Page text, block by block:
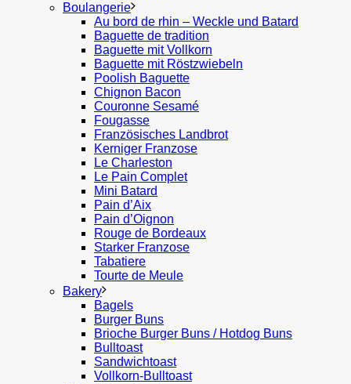
Boulangerie
Au bord de rhin – Weckle und Batard
Baguette de tradition
Baguette mit Vollkorn
Baguette mit Röstzwiebeln
Poolish Baguette
Chignon Bacon
Couronne Sesamé
Fougasse
Französisches Landbrot
Kerniger Franzose
Le Charleston
Le Pain Complet
Mini Batard
Pain d’Aix
Pain d’Oignon
Rouge de Bordeaux
Starker Franzose
Tabatiere
Tourte de Meule
Bakery
Bagels
Burger Buns
Brioche Burger Buns / Hotdog Buns
Bulltoast
Sandwichtoast
Vollkorn-Bulltoast